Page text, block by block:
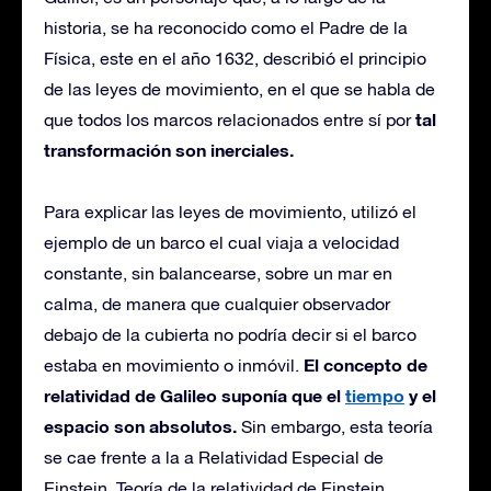
historia, se ha reconocido como el Padre de la
Física, este en el año 1632, describió el principio
de las leyes de movimiento, en el que se habla de
que todos los marcos relacionados entre sí portal
transformación son inerciales.
Para explicar las leyes de movimiento, utilizó el
ejemplo de un barco el cual viaja a velocidad
constante, sin balancearse, sobre un mar en
calma, de manera que cualquier observador
debajo de la cubierta no podría decir si el barco
estaba en movimiento o inmóvil. El concepto de
relatividad de Galileo suponía que el tiempo y el
espacio son absolutos. Sin embargo, esta teoría
se cae frente a la a Relatividad Especial de